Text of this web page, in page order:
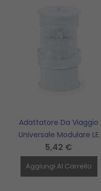
Adattatore Da Viaggio
Universale Modulare LE
OFFICINE - 27432N/S
5,42 €
Aggiungi Al Carrello